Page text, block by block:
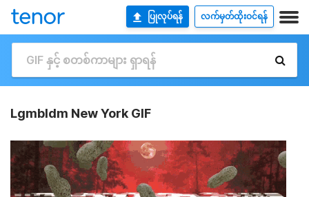
ပြုလုပ်ရန် လက်မှတ်ထိုးဝင်ရန်
Lgmbldm New York GIF